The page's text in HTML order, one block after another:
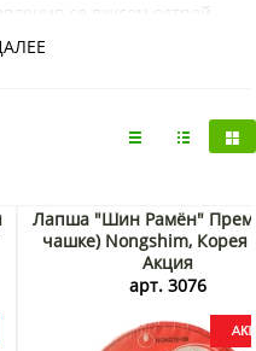
со вкусом острой
магазине KorShop.ru.
Лапша "Шин Рамён"
чашке) Nongshim, Корея
Акция
арт. 3076